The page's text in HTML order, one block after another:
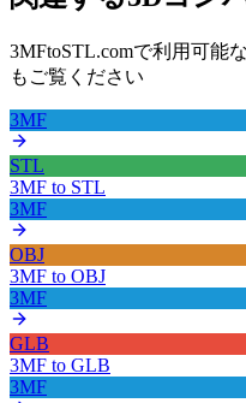
3MFtoSTL.comで利用可能
もご覧ください
3MF
STL
3MF to STL
3MF
OBJ
3MF to OBJ
3MF
GLB
3MF to GLB
3MF